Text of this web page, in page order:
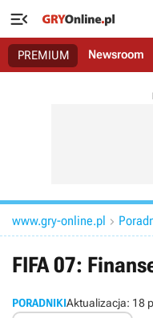

PREMIUM Newsroom
www.gry-online.pl 
FIFA 07:
PORADNIKIAktualizacja: 18